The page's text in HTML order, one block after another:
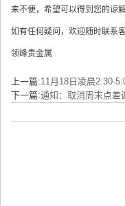
来不便，希望可以得到您的谅解
如有任何疑问，欢迎随时联系
领峰贵金属
上一篇:11月18日凌晨2:30-
下一篇:通知：取消周末点差